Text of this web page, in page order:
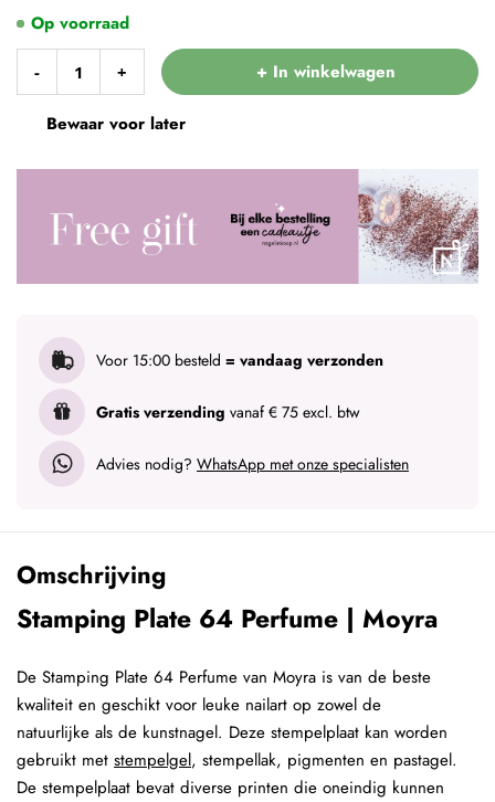
- + + In winkelwagen
Bewaar voor later
Voor 15:00 besteld = vandaag verzonden
Gratis verzending vanaf € 75 excl. btw
Advies nodig? WhatsApp met onze specialisten
Op voorraad
Omschrijving
Stamping Plate 64 Perfume | Moyra
De Stamping Plate 64 Perfume van Moyra is van de beste
kwaliteit en geschikt voor leuke nailart op zowel de
natuurlijke als de kunstnagel. Deze stempelplaat kan worden
gebruikt met stempelgel, stempellak, pigmenten en pastagel.
De stempelplaat bevat diverse printen die oneindig kunnen